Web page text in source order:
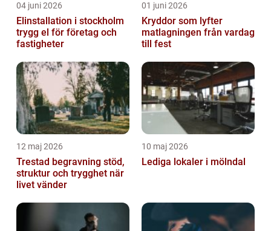
04 juni 2026
Elinstallation i stockholm
trygg el för företag och
fastigheter
01 juni 2026
Kryddor som lyfter
matlagningen från vardag
till fest
12 maj 2026
Trestad begravning stöd,
struktur och trygghet när
livet vänder
10 maj 2026
Lediga lokaler i mölndal